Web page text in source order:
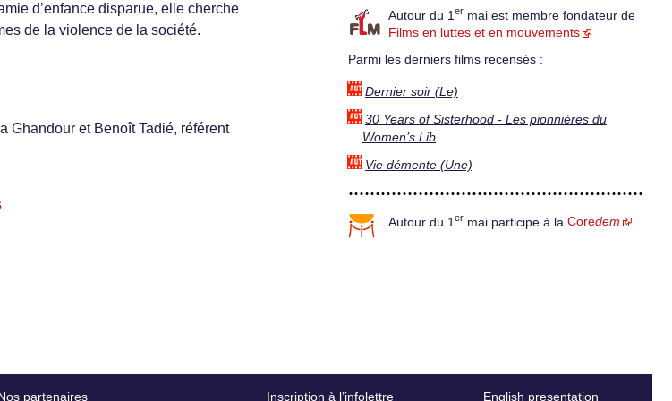
d’enfance disparue, elle cherche
de la violence de la société.
Ghandour et Benoît Tadié, référent
Autour du 1 er mai est membre fondateur de
Films en luttes et en mouvements
Parmi les derniers films recensés :
Dernier soir (Le)
30 Years of Sisterhood - Les pionnières du
Women’s Lib
Vie démente (Une)
Autour du 1 er mai participe à la Coredem
partenaires Inscription à l’infolettre English presentation